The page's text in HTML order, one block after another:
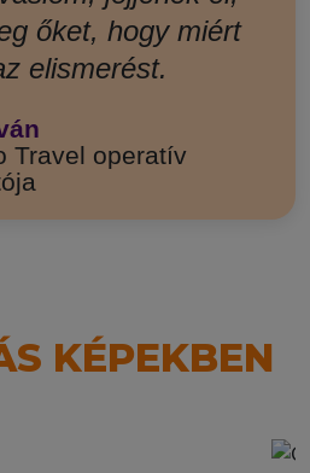
őket, hogy miért
elismerést.
Travel operatív
KÉPEKBEN